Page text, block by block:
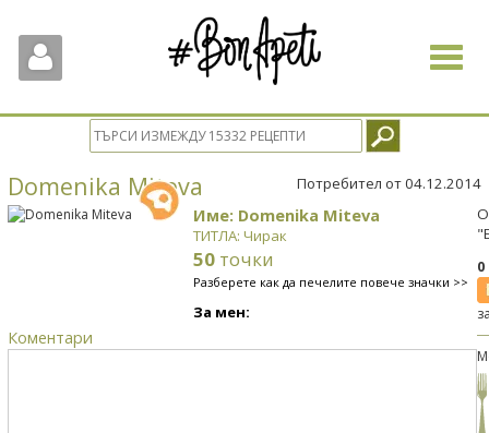
Toggle
Domenika Miteva Потребител от 04.12.2014
Име: Domenika Miteva
ТИТЛА: Чирак
50 точки
Разберете как да печелите повече значки >>
За мен:
Коментари